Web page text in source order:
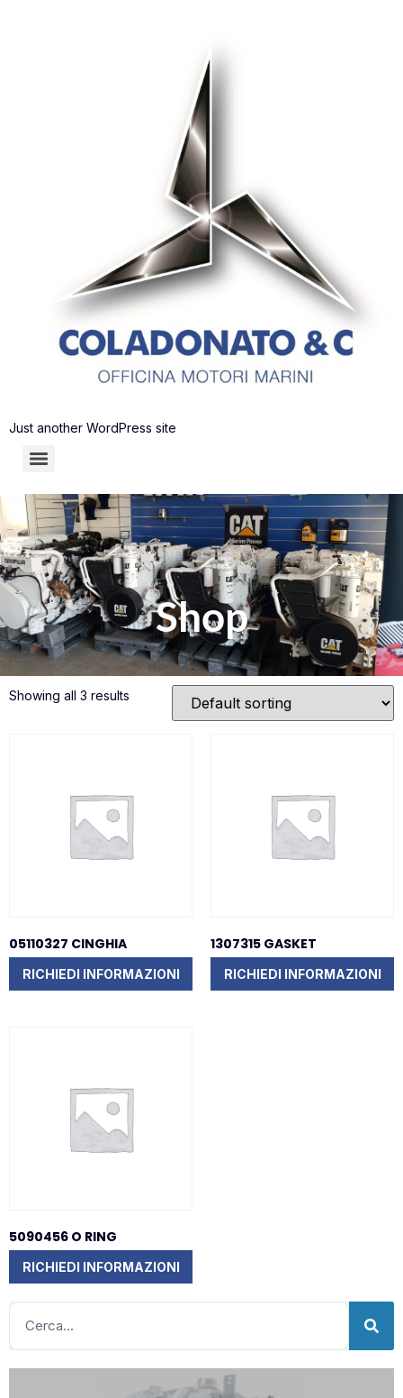
Just another WordPress site
Shop
Showing all 3 results
05110327 CINGHIA
RICHIEDI INFORMAZIONI
1307315 GASKET
RICHIEDI INFORMAZIONI
5090456 O RING
RICHIEDI INFORMAZIONI